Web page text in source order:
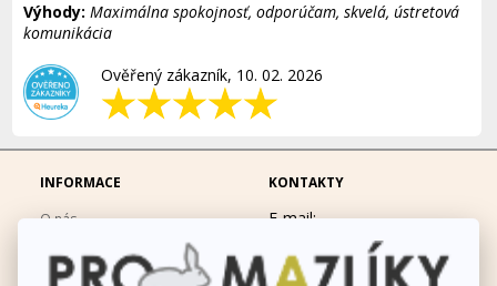
Výhody: Maximálna spokojnosť, odporúčam, skvelá, ústretová
komunikácia
Ověřený zákazník, 10. 02. 2026
INFORMACE
O nás
Doprava a platba
KONTAKTY
E-mail:
eshop@promazliky.eu
Mobil: 728677864